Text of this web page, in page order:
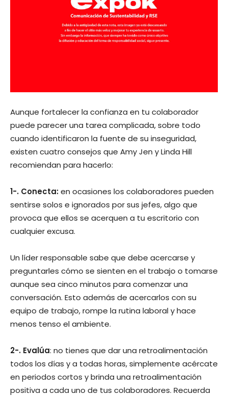
Aunque fortalecer la confianza en tu colaborador
puede parecer una tarea complicada, sobre todo
cuando identificaron la fuente de su inseguridad,
existen cuatro consejos que Amy Jen y Linda Hill
recomiendan para hacerlo:
1-. Conecta:en ocasiones los colaboradores pueden
sentirse solos e ignorados por sus jefes, algo que
provoca que ellos se acerquen a tu escritorio con
cualquier excusa.
Un líder responsable sabe que debe acercarse y
preguntarles cómo se sienten en el trabajo o tomarse
aunque sea cinco minutos para comenzar una
conversación. Esto además de acercarlos con su
equipo de trabajo, rompe la rutina laboral y hace
menos tenso el ambiente.
2-. Evalúa: no tienes que dar una retroalimentación
todos los días y a todas horas, simplemente acércate
en periodos cortos y brinda una retroalimentación
positiva a cada uno de tus colaboradores. Recuerda